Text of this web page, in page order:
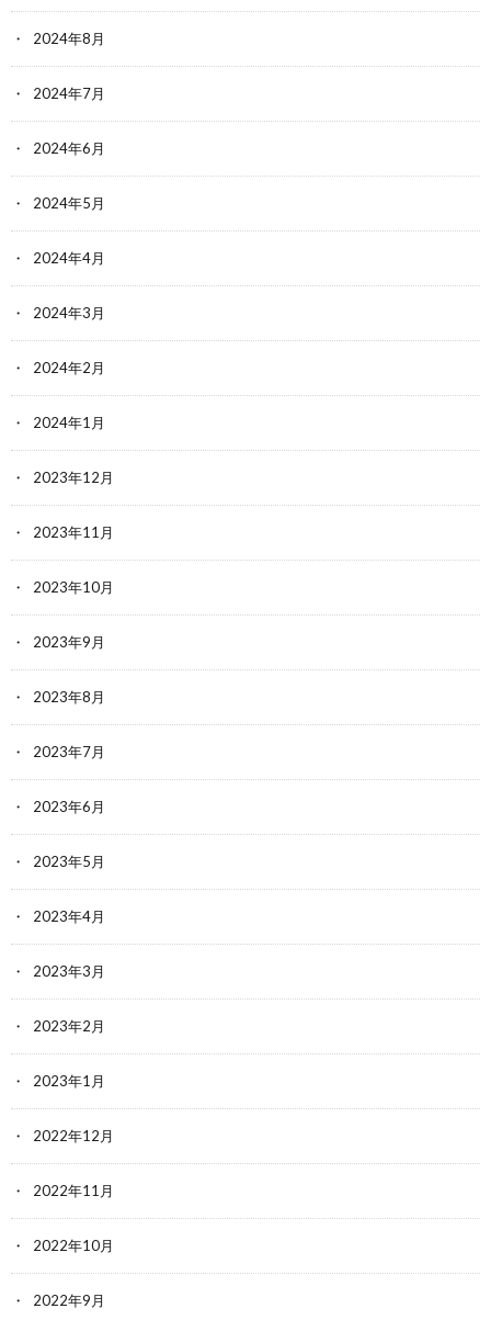
2024年8月
2024年7月
2024年6月
2024年5月
2024年4月
2024年3月
2024年2月
2024年1月
2023年12月
2023年11月
2023年10月
2023年9月
2023年8月
2023年7月
2023年6月
2023年5月
2023年4月
2023年3月
2023年2月
2023年1月
2022年12月
2022年11月
2022年10月
2022年9月